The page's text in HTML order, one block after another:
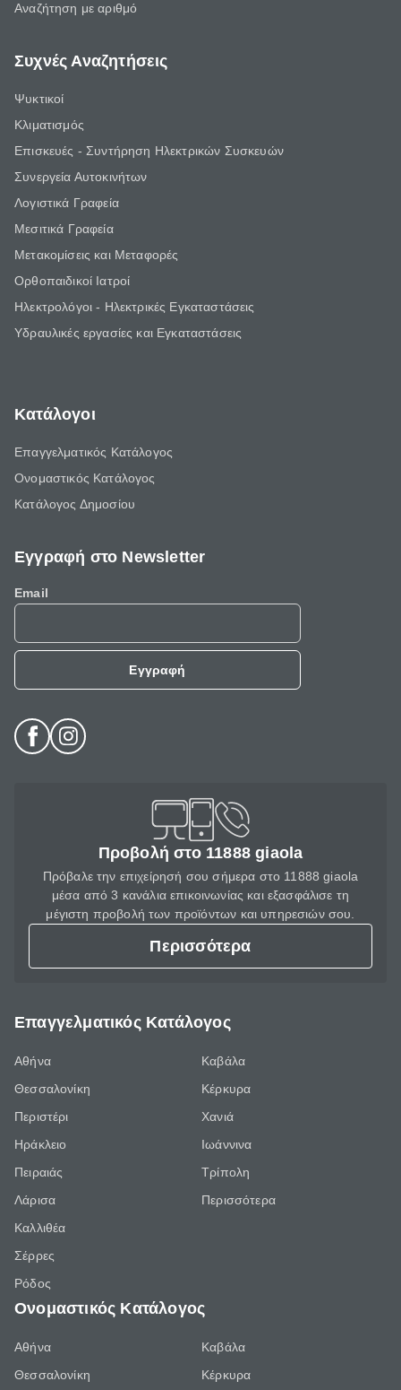
Αναζήτηση με αριθμό
Συχνές Αναζητήσεις
Ψυκτικοί
Κλιματισμός
Επισκευές - Συντήρηση Ηλεκτρικών Συσκευών
Συνεργεία Αυτοκινήτων
Λογιστικά Γραφεία
Μεσιτικά Γραφεία
Μετακομίσεις και Μεταφορές
Ορθοπαιδικοί Ιατροί
Ηλεκτρολόγοι - Ηλεκτρικές Εγκαταστάσεις
Υδραυλικές εργασίες και Εγκαταστάσεις
Κατάλογοι
Επαγγελματικός Κατάλογος
Ονομαστικός Κατάλογος
Κατάλογος Δημοσίου
Εγγραφή στο Newsletter
Email
Εγγραφή
Προβολή στο 11888 giaola
Πρόβαλε την επιχείρησή σου σήμερα στο 11888 giaola
μέσα από 3 κανάλια επικοινωνίας και εξασφάλισε τη
μέγιστη προβολή των προϊόντων και υπηρεσιών σου.
Περισσότερα
Επαγγελματικός Κατάλογος
Αθήνα
Θεσσαλονίκη
Περιστέρι
Ηράκλειο
Πειραιάς
Λάρισα
Καλλιθέα
Σέρρες
Ρόδος
Καβάλα
Κέρκυρα
Χανιά
Ιωάννινα
Τρίπολη
Περισσότερα
Ονομαστικός Κατάλογος
Αθήνα
Θεσσαλονίκη
Καβάλα
Κέρκυρα